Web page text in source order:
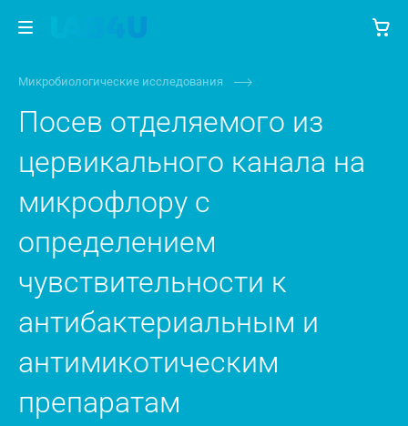
Микробиологические исследования
Посев отделяемого из
цервикального канала на
микрофлору с
определением
чувствительности к
антибактериальным и
антимикотическим
препаратам